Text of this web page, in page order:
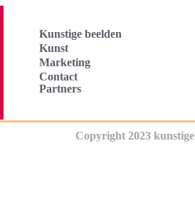
Kunstige beelden
Kunst
Marketing
Contact
Partners
Copyright 2023